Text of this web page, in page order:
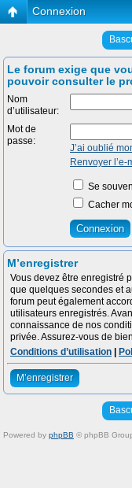
Connexion
Le forum exige que
pouvoir consulter le
Nom
d’utilisateur:
Mot de
passe:
J’ai oublié
Renvoyer
Se
Cacher
M’enregistrer
Vous devez être enregistré
que quelques secondes et
forum peut également
utilisateurs enregistrés.
connaissance de nos
privée. Assurez-vous de
Conditions d’utilisation
M’enregistrer
Powered by phpBB © phpBB